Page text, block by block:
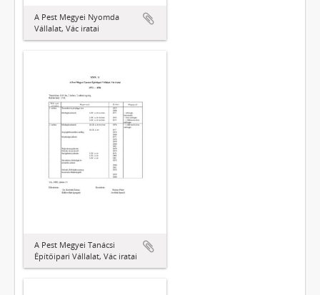
A Pest Megyei Nyomda
Vállalat, Vác iratai
A Pest Megyei Tanácsi
Építőipari Vállalat, Vác iratai